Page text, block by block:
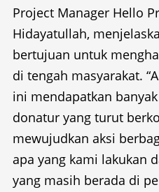
Project Manager Hello
Hidayatullah,
bertujuan untuk
di tengah masyarakat.
ini mendapatkan
donatur yang turut
mewujudkan aksi
apa yang kami lakukan
yang masih berada di